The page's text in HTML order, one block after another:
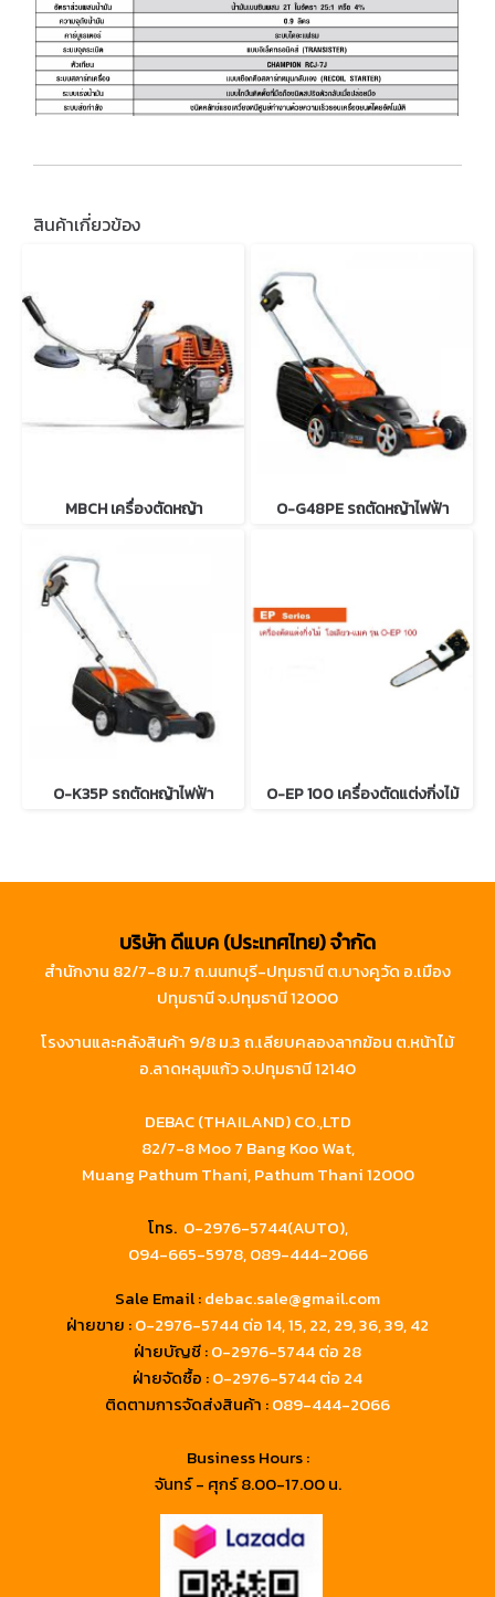
สินค้าเกี่ยวข้อง
MBCH เครื่องตัดหญ้า O-G48PE รถตัดหญ้าไฟฟ้า
O-K35P รถตัดหญ้าไฟฟ้า O-EP 100 เครื่องตัดแต่งกิ่งไม้
บริษัท ดีแบค (ประเทศไทย) จำกัด
สำนักงาน 82/7-8 ม.7 ถ.นนทบุรี-ปทุมธานี ต.บางคูวัด อ.เมือง
ปทุมธานี จ.ปทุมธานี 12000
โรงงานและคลังสินค้า 9/8 ม.3 ถ.เลียบคลองลากฆ้อน ต.หน้าไม้
อ.ลาดหลุมแก้ว จ.ปทุมธานี 12140
DEBAC (THAILAND) CO.,LTD
82/7-8 Moo 7 Bang Koo Wat,
Muang Pathum Thani, Pathum Thani 12000
โทร. 0-2976-5744(AUTO),
094-665-5978,089-444-2066
Sale Email :debac.sale@gmail.com
ฝ่ายขาย :0-2976-5744ต่อ 14, 15, 22, 29, 36, 39, 42
ฝ่ายบัญชี :0-2976-5744 ต่อ 28
ฝ่ายจัดซื้อ :0-2976-5744 ต่อ 24
ติดตามการจัดส่งสินค้า :089-444-2066
Business Hours :
จันทร์ - ศุกร์ 8.00-17.00 น.